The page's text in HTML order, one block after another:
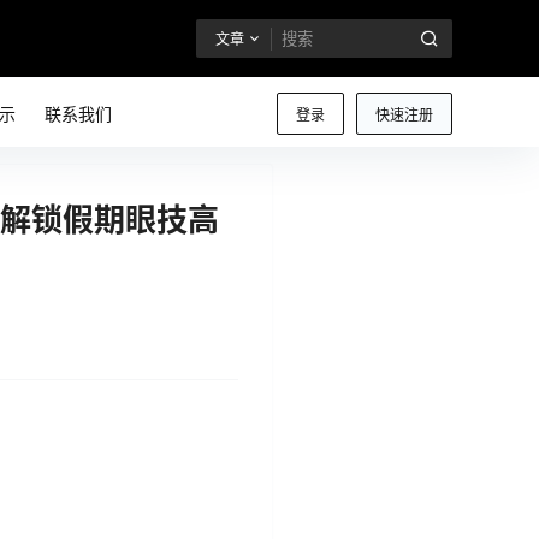
文章
登录 快速注册
联系我们
锁假期眼技高